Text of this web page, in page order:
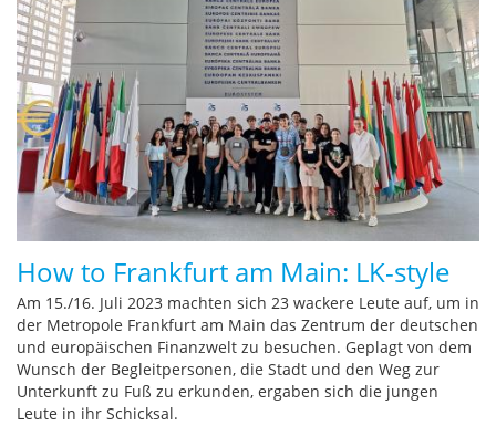
How to Frankfurt am Main: LK-style
Am 15./16. Juli 2023 machten sich 23 wackere Leute auf, um in
der Metropole Frankfurt am Main das Zentrum der deutschen
und europäischen Finanzwelt zu besuchen. Geplagt von dem
Wunsch der Begleitpersonen, die Stadt und den Weg zur
Unterkunft zu Fuß zu erkunden, ergaben sich die jungen
Leute in ihr Schicksal.